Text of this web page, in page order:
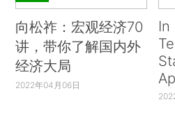
向松祚：宏观经济70
讲，带你了解国内外
经济大局
2022年04月06日
In